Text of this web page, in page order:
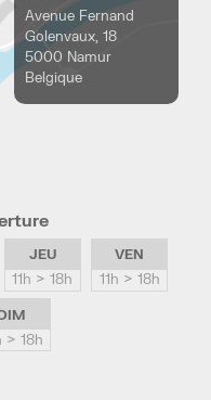
Avenue Fernand
Golenvaux, 18
5000 Namur
Belgique
JEU
11h > 18h
VEN
11h > 18h
> 18h